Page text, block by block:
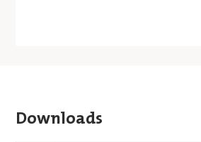
Downloads